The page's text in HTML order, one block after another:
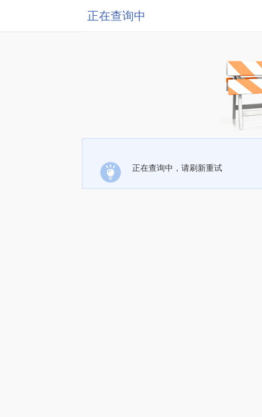
正在查询中
正在查询中，请刷新重试